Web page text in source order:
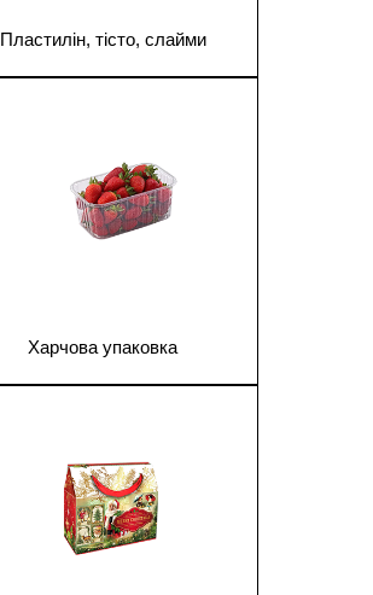
Пластилін, тісто, слайми
Харчова упаковка